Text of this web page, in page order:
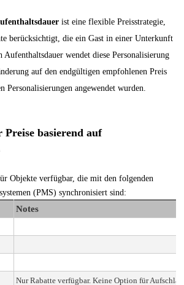
ist eine flexible Preisstrategie,
berücksichtigt, die ein Gast in einer Unterkunft
Aufenthaltsdauer wendet diese Personalisierung
auf den endgültigen empfohlenen Preis
Personalisierungen angewendet wurden.
basierend auf
Objekte verfügbar, die mit den folgenden
(PMS) synchronisiert sind:
Notes
Nur Rabatte verfügbar. Keine Option für